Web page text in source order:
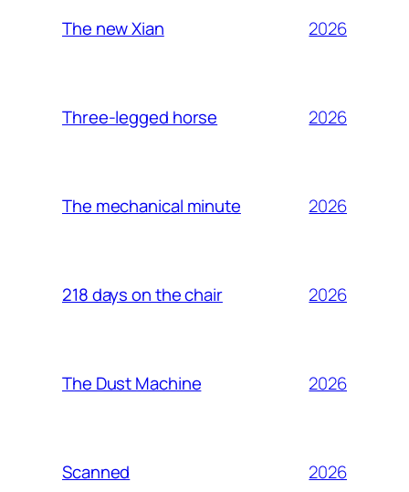
The new Xian 2026
Three-legged horse 2026
The mechanical minute 2026
218 days on the chair 2026
The Dust Machine 2026
Scanned 2026